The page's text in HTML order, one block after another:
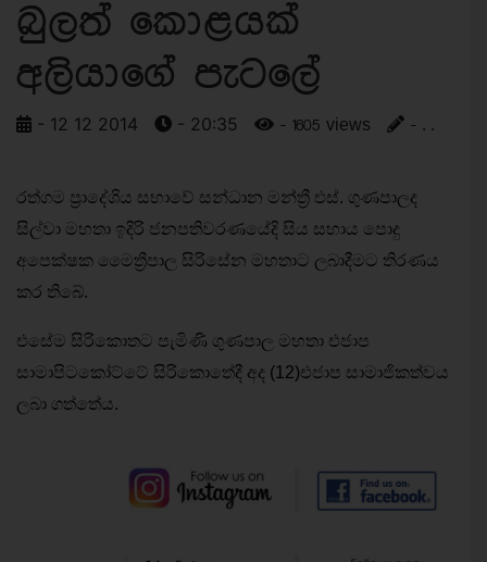
බුලත් කොළයක්
අලියාගේ පැටලේ
- 12 12 2014 - 20:35 - 1605 views - . .
රත්ගම ප්‍රාදේශිය සභාවේ සන්ධාන මන්ත්‍රී එස්. ගුණපාලද
සිල්වා මහතා ඉදිරි ජනපතිවරණයේදි සිය සහාය පොදු
අපෙක්ෂක මෛත්‍රීපාල සිරිසේන මහතාට ලබාදීමට තිරණය
කර තිබේ.
එසේම සිරිකොතට පැමිණි ගුණපාල මහතා එජාප
සාමාපිටකෝට්ටේ සිරිකොතේදී අද (12)එජාප සාමාජිකත්වය
ලබා ගත්තේය.